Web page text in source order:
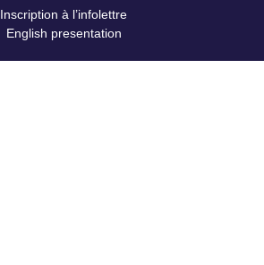
Inscription à l’infolettre
English presentation